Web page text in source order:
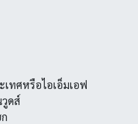
เทศหรือไอเอ็มเอฟ
ดส์